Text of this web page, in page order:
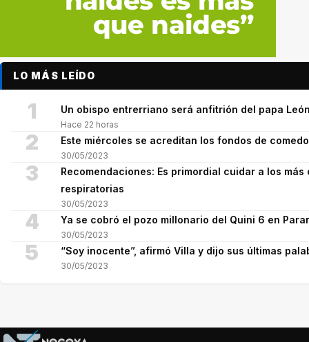
LO MÁS LEÍDO
1 Un obispo entrerriano será anfitrión del papa
Hace 22 horas
2 Este miércoles se acreditan los fondos de
30/05/2023
3
Recomendaciones: Es primordial cuidar a los
respiratorias
30/05/2023
4 Ya se cobró el pozo millonario del Quini 6 en
30/05/2023
5 “Soy inocente”, afirmó Villa y dijo sus últimas
30/05/2023